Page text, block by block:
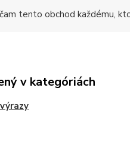
tento obchod každému,
v kategóriách